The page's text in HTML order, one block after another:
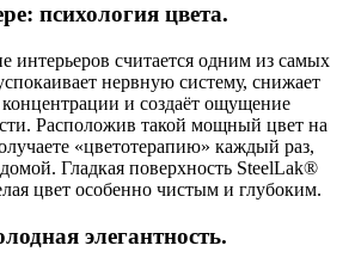
психология цвета.
интерьеров считается одним из самых
нервную систему, снижает
концентрации и создаёт ощущение
Расположив такой мощный цвет на
«цветотерапию» каждый раз,
домой. Гладкая поверхность SteelLak®
цвет особенно чистым и глубоким.
элегантность.